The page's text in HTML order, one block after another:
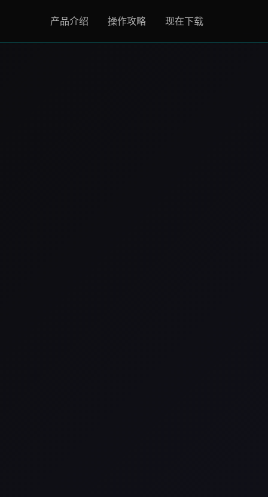
产品介绍 操作攻略 现在下载